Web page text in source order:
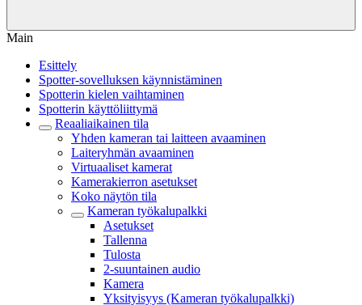
Main
Esittely
Spotter-sovelluksen käynnistäminen
Spotterin kielen vaihtaminen
Spotterin käyttöliittymä
Reaaliaikainen tila
Yhden kameran tai laitteen avaaminen
Laiteryhmän avaaminen
Virtuaaliset kamerat
Kamerakierron asetukset
Koko näytön tila
Kameran työkalupalkki
Asetukset
Tallenna
Tulosta
2-suuntainen audio
Kamera
Yksityisyys (Kameran työkalupalkki)